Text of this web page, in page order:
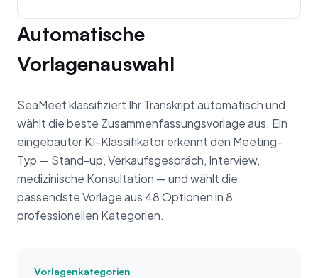
Automatische
Vorlagenauswahl
SeaMeet klassifiziert Ihr Transkript automatisch und
wählt die beste Zusammenfassungsvorlage aus. Ein
eingebauter KI-Klassifikator erkennt den Meeting-
Typ — Stand-up, Verkaufsgespräch, Interview,
medizinische Konsultation — und wählt die
passendste Vorlage aus 48 Optionen in 8
professionellen Kategorien.
Vorlagenkategorien